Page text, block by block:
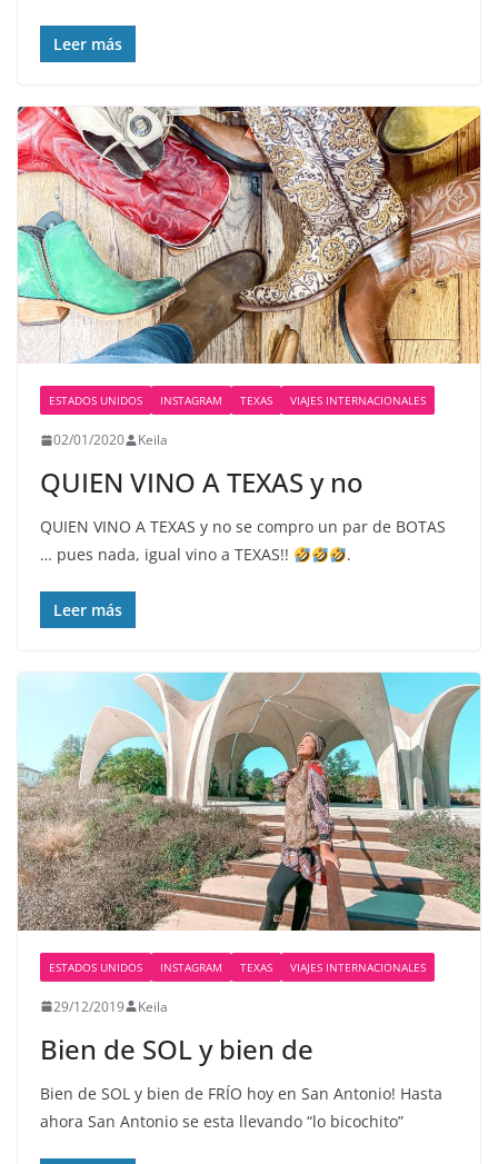
Leer más
ESTADOS UNIDOS INSTAGRAM TEXAS VIAJES INTERNACIONALES
02/01/2020 Keila
QUIEN VINO A TEXAS y no
QUIEN VINO A TEXAS y no se compro un par de BOTAS
… pues nada, igual vino a TEXAS!!
.
Leer más
ESTADOS UNIDOS INSTAGRAM TEXAS VIAJES INTERNACIONALES
29/12/2019 Keila
Bien de SOL y bien de
Bien de SOL y bien de FRÍO hoy en San Antonio! Hasta
ahora San Antonio se esta llevando “lo bicochito”